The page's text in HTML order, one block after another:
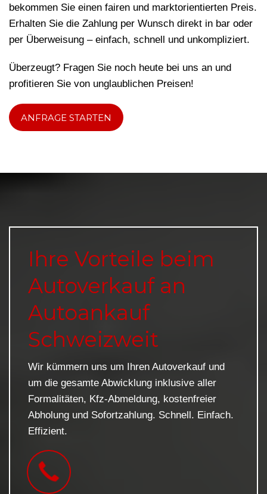
bekommen Sie einen fairen und marktorientierten Preis.
Erhalten Sie die Zahlung per Wunsch direkt in bar oder
per Überweisung – einfach, schnell und unkompliziert.
Überzeugt? Fragen Sie noch heute bei uns an und
profitieren Sie von unglaublichen Preisen!
ANFRAGE STARTEN
Ihre Vorteile beim
Autoverkauf an
Autoankauf
Schweizweit
Wir kümmern uns um Ihren Autoverkauf und
um die gesamte Abwicklung inklusive aller
Formalitäten, Kfz-Abmeldung, kostenfreier
Abholung und Sofortzahlung. Schnell. Einfach.
Effizient.